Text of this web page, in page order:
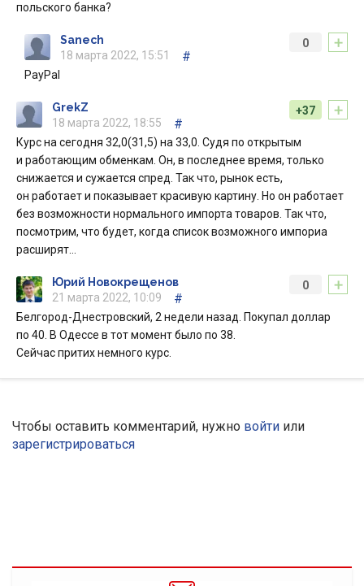
польского банка?
+
0
Sanech
18 марта 2022, 15:51
#
PayPal
+
+37
GrekZ
18 марта 2022, 18:55
#
Курс на сегодня 32,0(31,5) на 33,0. Судя по открытым
и работающим обменкам. Он, в последнее время, только
снижается и сужается спред. Так что, рынок есть,
он работает и показывает красивую картину. Но он работает
без возможности нормального импорта товаров. Так что,
посмотрим, что будет, когда список возможного импориа
расширят…
+
0
Юрий Новокрещенов
21 марта 2022, 10:09
#
Белгород-Днестровский, 2 недели назад. Покупал доллар
по 40. В Одессе в тот момент было по 38.
Сейчас притих немного курс.
Чтобы оставить комментарий, нужно войти или
зарегистрироваться